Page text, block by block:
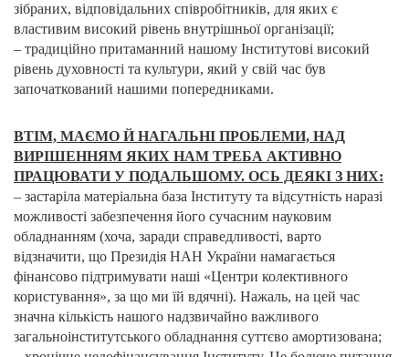
зібраних, відповідальних співробітників, для яких є
властивим високий рівень внутрішньої організації;
– традиційно притаманний нашому Інститутові високий
рівень духовності та культури, який у свій час був
започаткований нашими попередниками.
ВТІМ, МАЄМО Й НАГАЛЬНІ ПРОБЛЕМИ, НАД
ВИРІШЕННЯМ ЯКИХ НАМ ТРЕБА АКТИВНО
ПРАЦЮВАТИ У ПОДАЛЬШОМУ. ОСЬ ДЕЯКІ З НИХ:
– застаріла матеріальна база Інституту та відсутність наразі
можливості забезпечення його сучасним науковим
обладнанням (хоча, заради справедливості, варто
відзначити, що Президія НАН України намагається
фінансово підтримувати наші «Центри колективного
користування», за що ми їй вдячні). Нажаль, на цей час
значна кількість нашого надзвичайно важливого
загальноінститутського обладнання суттєво амортизована;